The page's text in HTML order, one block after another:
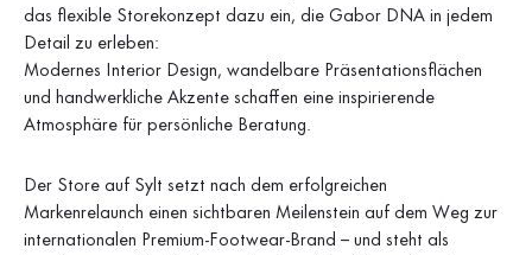
das flexible Storekonzept dazu ein, die Gabor DNA in jedem
Detail zu erleben:
Modernes Interior Design, wandelbare Präsentationsflächen
und handwerkliche Akzente schaffen eine inspirierende
Atmosphäre für persönliche Beratung.
Der Store auf Sylt setzt nach dem erfolgreichen
Markenrelaunch einen sichtbaren Meilenstein auf dem Weg zur
internationalen Premium-Footwear-Brand – und steht als